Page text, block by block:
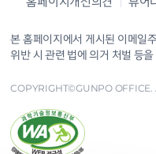
본 홈페이지에서 게시된 이메일
위반 시 관련 법에 의거 처벌 등
COPYRIGHT©GUNPO OFFICE.